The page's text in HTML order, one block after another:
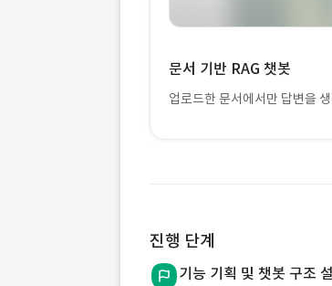
문서 기반 RAG 챗봇
업로드한 문서에서만 답변을
진행 단계
기능 기획 및 챗봇 구조